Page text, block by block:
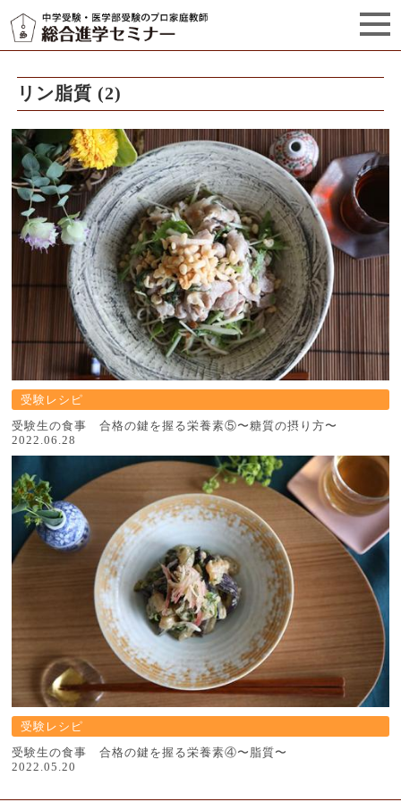
セミナーからのお知らせ（5）
リン脂質 (2)
受験レシピ
受験生の食事 合格の鍵を握る栄養素⑤〜糖質の摂り方〜
2022.06.28
受験レシピ
受験生の食事 合格の鍵を握る栄養素④〜脂質〜
2022.05.20